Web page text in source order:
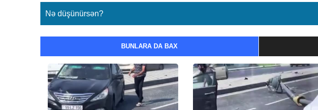
Nə düşünürsən?
BUNLARA DA BAX